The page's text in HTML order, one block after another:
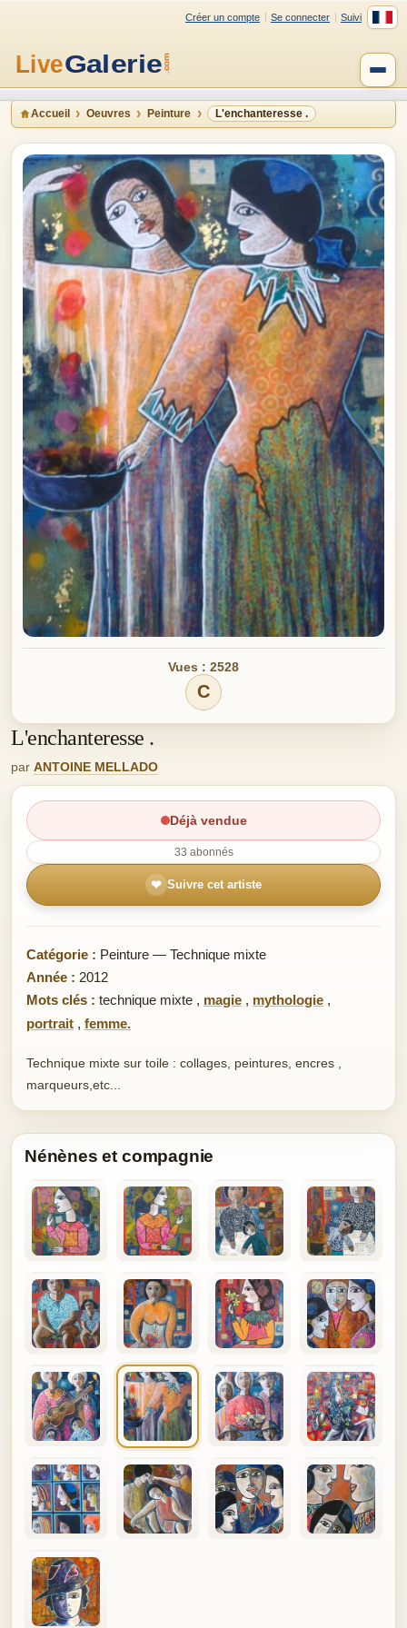
Créer un compte Se connecter Suivi
Accueil Oeuvres Peinture L'enchanteresse .
Vues : 2528
C
L'enchanteresse .
par ANTOINE MELLADO
Déjà vendue
33 abonnés
❤ Suivre cet artiste
Catégorie : Peinture — Technique mixte
Année : 2012
Mots clés : technique mixte , magie , mythologie ,
portrait , femme.
Technique mixte sur toile : collages, peintures, encres ,
marqueurs,etc...
Nénènes et compagnie